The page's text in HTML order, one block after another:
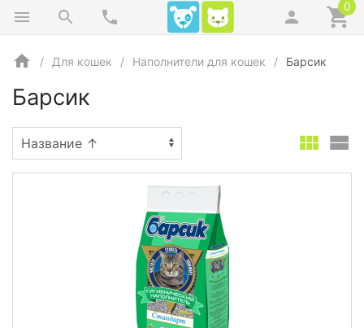
0
Для кошек Наполнители для кошек Барсик
Барсик